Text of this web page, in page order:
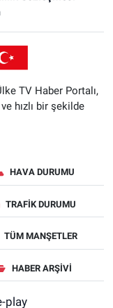
TV Haber Portalı,
hızlı bir şekilde
HAVA DURUMU
TRAFIK DURUMU
TÜM MANŞETLER
HABER ARŞIVI